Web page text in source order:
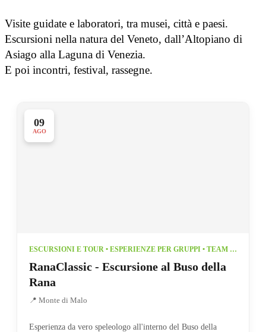
Visite guidate e laboratori, tra musei, città e paesi.
Escursioni nella natura del Veneto, dall’Altopiano di
Asiago alla Laguna di Venezia.
E poi incontri, festival, rassegne.
09
AGO
ESCURSIONI E TOUR • ESPERIENZE PER GRUPPI • TEAM BUILDING
RanaClassic - Escursione al Buso della
Rana
📍 Monte di Malo
Esperienza da vero speleologo all'interno del Buso della